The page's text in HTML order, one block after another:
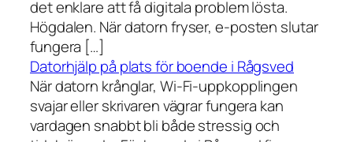
det enklare att få digitala problem lösta.
Högdalen. När datorn fryser, e-posten slutar
fungera […]
Datorhjälp på plats för boende i Rågsved
När datorn krånglar, Wi-Fi-uppkopplingen
svajar eller skrivaren vägrar fungera kan
vardagen snabbt bli både stressig och